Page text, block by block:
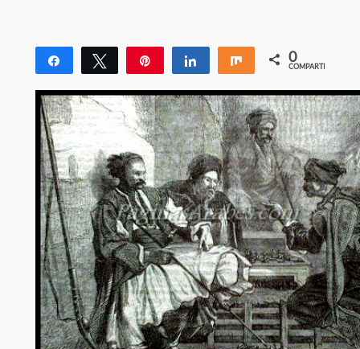
Compartir Twittear Compartir Compartir
0
COMPARTIR